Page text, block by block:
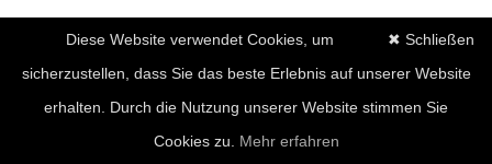
✖ Schließen
Diese Website verwendet Cookies, um
sicherzustellen, dass Sie das beste Erlebnis auf unserer Website
erhalten. Durch die Nutzung unserer Website stimmen Sie
Cookies zu. Mehr erfahren